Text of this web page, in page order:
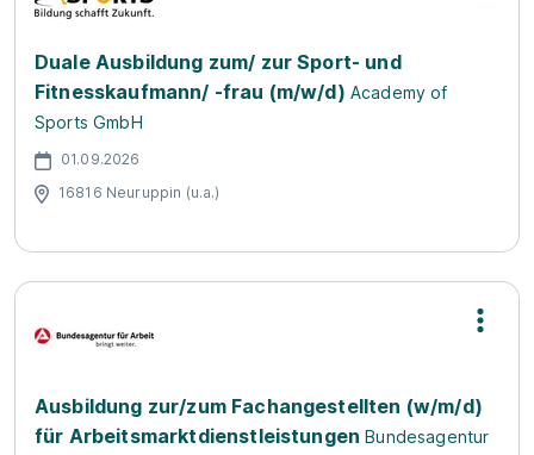
Duale Ausbildung zum/ zur Sport- und
Fitnesskaufmann/ -frau (m/w/d) Academy of
Sports GmbH
01.09.2026
16816 Neuruppin (u.a.)
Ausbildung zur/zum Fachangestellten (w/m/d)
für Arbeitsmarktdienstleistungen Bundesagentur